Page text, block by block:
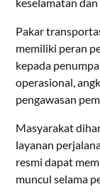
Pakar
memiliki peran
kepada
operasional,
pengawasan
Masyarakat
layanan
resmi dapat
muncul selama